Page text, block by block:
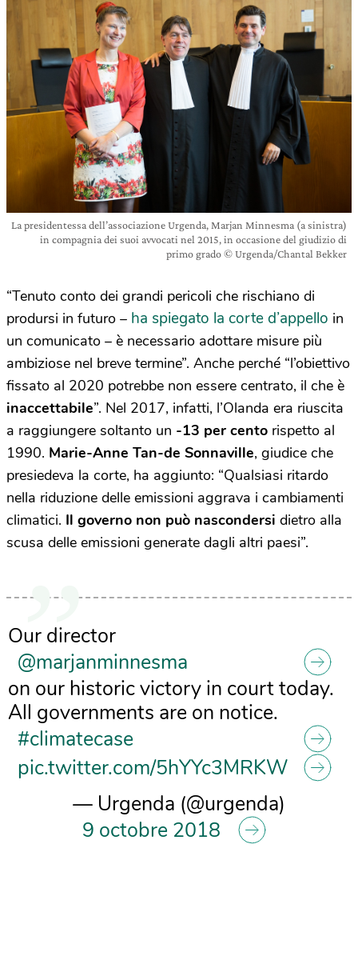
La presidentessa dell’associazione Urgenda, Marjan Minnesma (a sinistra)
in compagnia dei suoi avvocati nel 2015, in occasione del giudizio di
primo grado © Urgenda/Chantal Bekker
“Tenuto conto dei grandi pericoli che rischiano di
prodursi in futuro – ha spiegato la corte d’appello in
un comunicato – è necessario adottare misure più
ambiziose nel breve termine”. Anche perché “l’obiettivo
fissato al 2020 potrebbe non essere centrato, il che è
inaccettabile”. Nel 2017, infatti, l’Olanda era riuscita
a raggiungere soltanto un -13 per cento rispetto al
1990. Marie-Anne Tan-de Sonnaville, giudice che
presiedeva la corte, ha aggiunto: “Qualsiasi ritardo
nella riduzione delle emissioni aggrava i cambiamenti
climatici. Il governo non può nascondersi dietro alla
scusa delle emissioni generate dagli altri paesi”.
Our director
@marjanminnesma
on our historic victory in court today.
All governments are on notice.
#climatecase
pic.twitter.com/5hYYc3MRKW
— Urgenda (@urgenda)
9 octobre 2018